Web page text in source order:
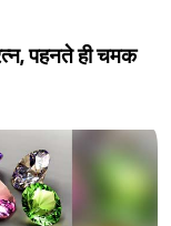
पहनते ही चमक